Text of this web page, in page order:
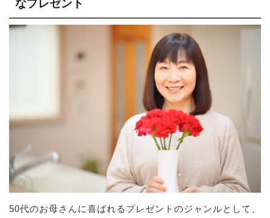
なプレゼント
50代のお母さんに喜ばれるプレゼントのジャンルとして、